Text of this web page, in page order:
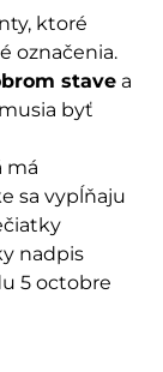
ktoré
označenia.
stave a
byť
má
sa vypĺňaju
nadpis
5 octobre